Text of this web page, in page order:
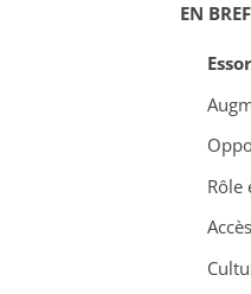
EN BREF
Essor
Rôle